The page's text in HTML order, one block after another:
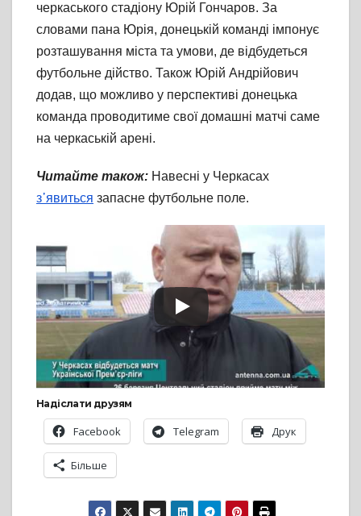
черкаського стадіону Юрій Гончаров. За
словами пана Юрія, донецькій команді імпонує
розташування міста та умови, де відбудеться
футбольне дійство. Також Юрій Андрійович
додав, що можливо у перспективі донецька
команда проводитиме свої домашні матчі саме
на черкаській арені.
Читайте також: Навесні у Черкасах
з᾽явиться запасне футбольне поле.
Надіслати друзям
Facebook Telegram Друк
Більше